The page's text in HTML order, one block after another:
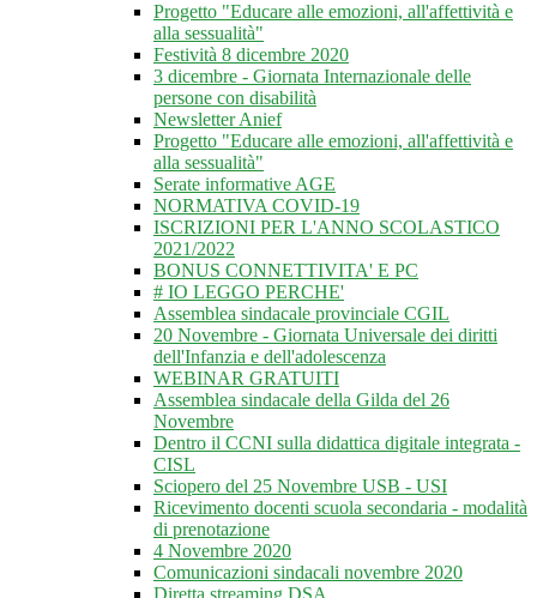
Progetto "Educare alle emozioni, all'affettività e
alla sessualità"
Festività 8 dicembre 2020
3 dicembre - Giornata Internazionale delle
persone con disabilità
Newsletter Anief
Progetto "Educare alle emozioni, all'affettività e
alla sessualità"
Serate informative AGE
NORMATIVA COVID-19
ISCRIZIONI PER L'ANNO SCOLASTICO
2021/2022
BONUS CONNETTIVITA' E PC
# IO LEGGO PERCHE'
Assemblea sindacale provinciale CGIL
20 Novembre - Giornata Universale dei diritti
dell'Infanzia e dell'adolescenza
WEBINAR GRATUITI
Assemblea sindacale della Gilda del 26
Novembre
Dentro il CCNI sulla didattica digitale integrata -
CISL
Sciopero del 25 Novembre USB - USI
Ricevimento docenti scuola secondaria - modalità
di prenotazione
4 Novembre 2020
Comunicazioni sindacali novembre 2020